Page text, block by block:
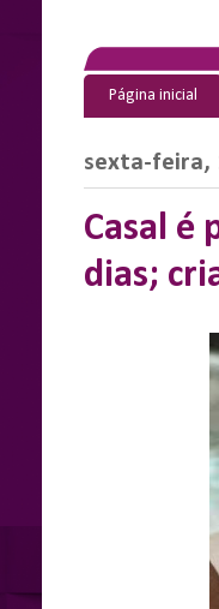
Página inicial
sexta-feira,
Casal é
dias;